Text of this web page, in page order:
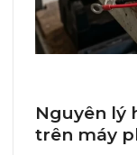
Nguyên lý
trên máy